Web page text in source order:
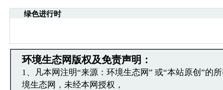
·中国环境生态网文章跟帖管理员有权保留或删除其
容。
·发表本评论即表明您已经阅读并接受上述条款，如
文章跟帖管理员反映。
绿色进行时
环境生态网版权及免责声明：
1、凡本网注明“来源：环境生态网” 或“本站原创”的
境生态网，未经本网授权，